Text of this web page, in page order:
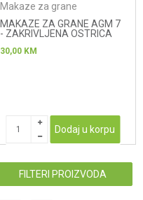
Makaze za grane
MAKAZE ZA GRANE AGM 7
- ZAKRIVLJENA OSTRICA
30,00 KM
Dodaj u korpu
FILTERI PROIZVODA